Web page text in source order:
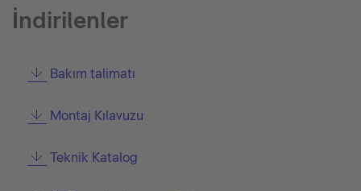
İndirilenler
Bakım talimatı
Montaj Kılavuzu
Teknik Katalog